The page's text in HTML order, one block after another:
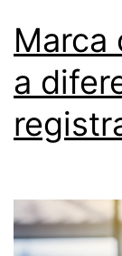
Marca
a